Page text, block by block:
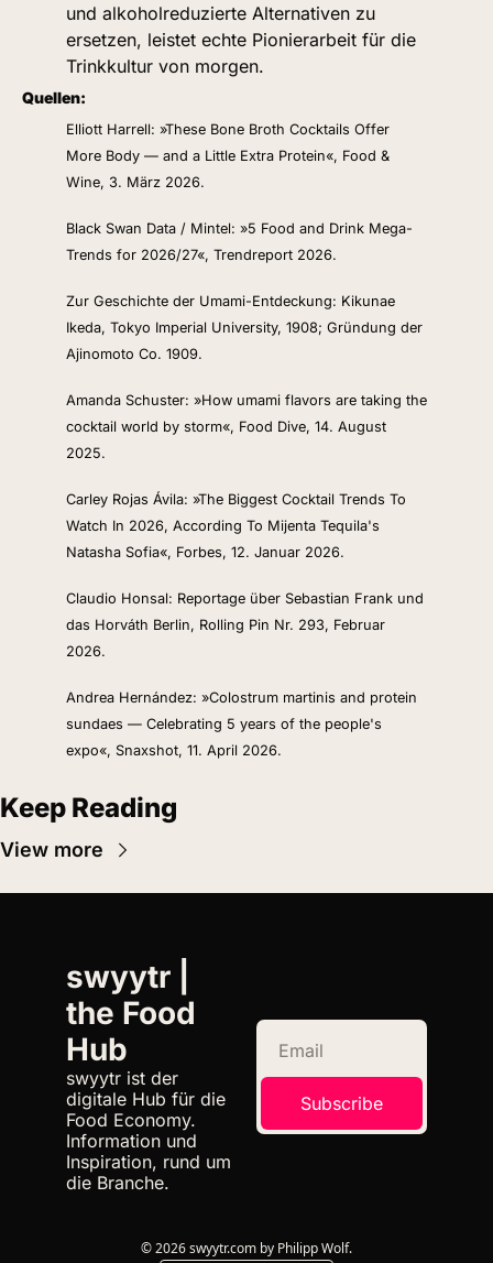
und alkoholreduzierte Alternativen zu
ersetzen, leistet echte Pionierarbeit für die
Trinkkultur von morgen.
Quellen:
Elliott Harrell: »These Bone Broth Cocktails Offer
More Body — and a Little Extra Protein«, Food &
Wine, 3. März 2026.
Black Swan Data / Mintel: »5 Food and Drink Mega-
Trends for 2026/27«, Trendreport 2026.
Zur Geschichte der Umami-Entdeckung: Kikunae
Ikeda, Tokyo Imperial University, 1908; Gründung der
Ajinomoto Co. 1909.
Amanda Schuster: »How umami flavors are taking the
cocktail world by storm«, Food Dive, 14. August
2025.
Carley Rojas Ávila: »The Biggest Cocktail Trends To
Watch In 2026, According To Mijenta Tequila's
Natasha Sofia«, Forbes, 12. Januar 2026.
Claudio Honsal: Reportage über Sebastian Frank und
das Horváth Berlin, Rolling Pin Nr. 293, Februar
2026.
Andrea Hernández: »Colostrum martinis and protein
sundaes — Celebrating 5 years of the people's
expo«, Snaxshot, 11. April 2026.
Keep Reading
View more
swyytr |
the Food
Hub
swyytr ist der
digitale Hub für die
Food Economy.
Information und
Inspiration, rund um
die Branche.
Subscribe
© 2026 swyytr.com by Philipp Wolf.